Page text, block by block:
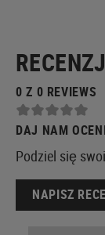
0 Z 0 REVIEWS
DAJ NAM
Podziel się
NAPISZ